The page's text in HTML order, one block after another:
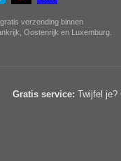
verzending binnen
Oostenrijk en Luxemburg.
Gratis service: Twijfel je?